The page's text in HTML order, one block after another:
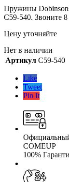
Пружины
C59-540. Звоните
Цену уточняйте
Нет в наличии
Артикул C59-540
Like
Tweet
Pin It
COMEUP
100%